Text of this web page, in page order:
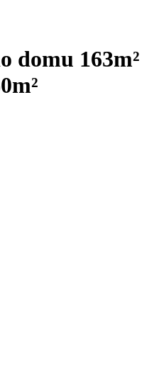
domu 163m²